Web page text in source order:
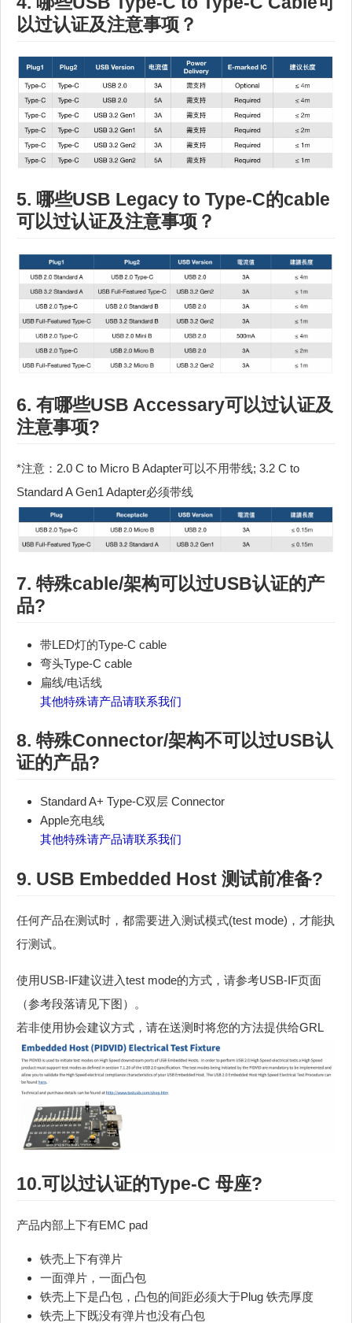
以过认证及注意事项？
5. 哪些USB Legacy to Type-C的cable
可以过认证及注意事项？
6. 有哪些USB Accessary可以过认证及
注意事项?
*注意：2.0 C to Micro B Adapter可以不用带线; 3.2 C to
Standard A Gen1 Adapter必须带线
7. 特殊cable/架构可以过USB认证的产
品?
带LED灯的Type-C cable
弯头Type-C cable
扁线/电话线
其他特殊请产品请联系我们
8. 特殊Connector/架构不可以过USB认
证的产品?
Standard A+ Type-C双层 Connector
Apple充电线
其他特殊请产品请联系我们
9. USB Embedded Host 测试前准备?
任何产品在测试时，都需要进入测试模式(test mode)，才能执
行测试。
使用USB-IF建议进入test mode的方式，请参考USB-IF页面
（参考段落请见下图）。
若非使用协会建议方式，请在送测时将您的方法提供给GRL
10.可以过认证的Type-C 母座?
产品内部上下有EMC pad
铁壳上下有弹片
一面弹片，一面凸包
铁壳上下是凸包，凸包的间距必须大于Plug 铁壳厚度
铁壳上下既没有弹片也没有凸包